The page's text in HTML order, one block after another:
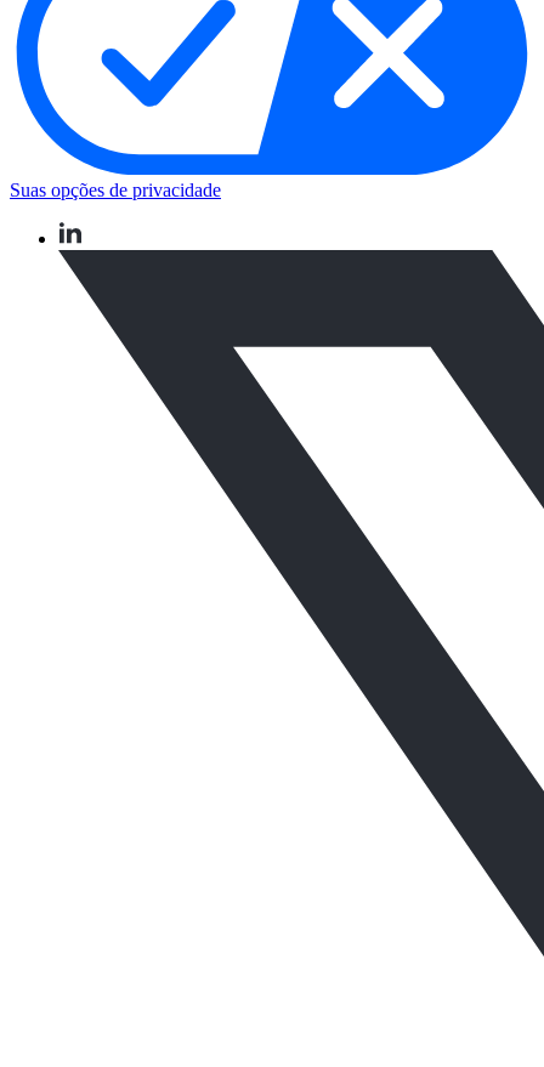
Suas opções de privacidade